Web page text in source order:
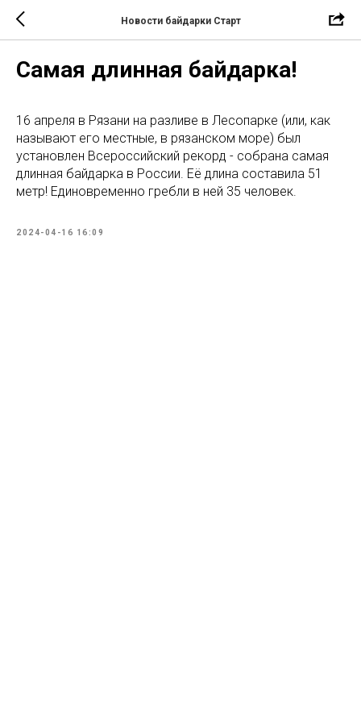
Новости байдарки Старт
Самая длинная байдарка!
16 апреля в Рязани на разливе в Лесопарке (или, как
называют его местные, в рязанском море) был
установлен Всероссийский рекорд - собрана самая
длинная байдарка в России. Её длина составила 51
метр! Единовременно гребли в ней 35 человек.
2024-04-16 16:09